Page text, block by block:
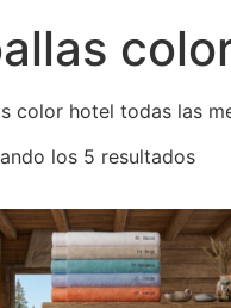
color hotel todas las
los 5 resultados